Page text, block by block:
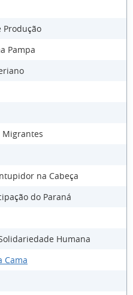
Produção
Pampa
Migrantes
na Cabeça
do Paraná
Humana
Cama